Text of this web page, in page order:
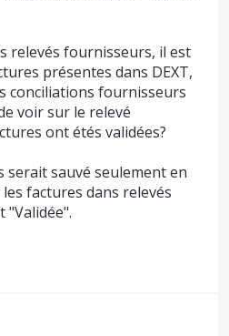
relevés fournisseurs, il est
présentes dans DEXT,
conciliations fournisseurs
voir sur le relevé
ont étés validées?
serait sauvé seulement en
factures dans relevés